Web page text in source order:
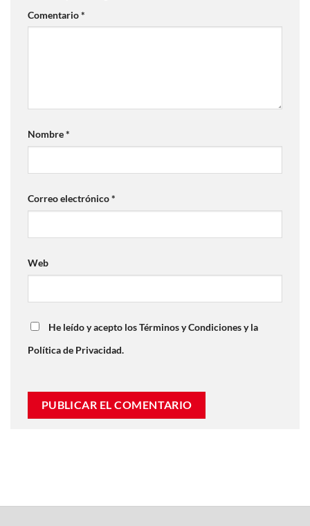
Comentario*
Nombre*
Correo electrónico*
Web
He leído y acepto los Términos y Condiciones y la
Política de Privacidad.